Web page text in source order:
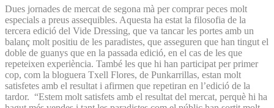
Dues jornades de mercat de segona mà per comprar peces molt
especials a preus assequibles. Aquesta ha estat la filosofia de la
tercera edició del Vide Dressing, que va tancar les portes amb un
balanç molt positiu de les paradistes, que asseguren que han tingut el
doble de guanys que en la passada edició, en el cas de les que
repeteixen experiència. També les que hi han participat per primer
cop, com la bloguera Txell Flores, de Punkarrillas, estan molt
satisfetes amb el resultat i afirmen que repetiran en l’edició de la
tardor. “Estem molt satisfets amb el resultat del mercat, perquè hi ha